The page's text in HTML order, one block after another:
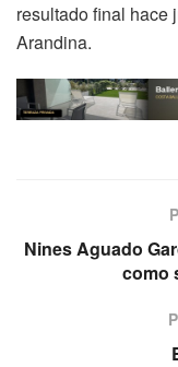
resultado final hace
Arandina.
Nines Aguado
como